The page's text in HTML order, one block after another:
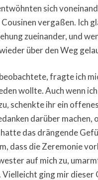
sich
vergaßen. Ich
zueinander, und
über den Weg
fragte ich
wollte. Auch wenn
schenkte ihr ein
darüber machen,
das drängende
dass die Zeremonie
auf mich zu,
ging mir